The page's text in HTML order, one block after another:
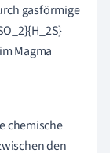
gasförmige
Magma
chemische
den